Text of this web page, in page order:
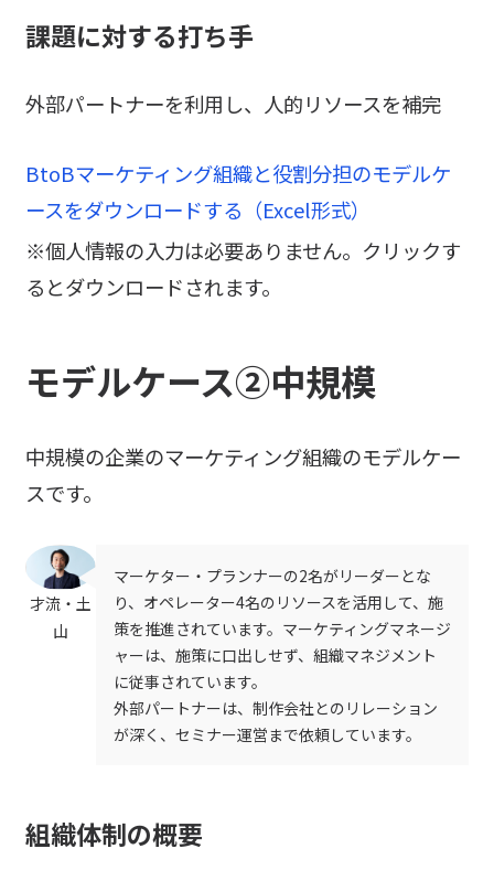
課題に対する打ち手
外部パートナーを利用し、人的リソースを補完
BtoBマーケティング組織と役割分担のモデルケ
ースをダウンロードする（Excel形式）
※個人情報の入力は必要ありません。クリックす
るとダウンロードされます。
モデルケース②中規模
中規模の企業のマーケティング組織のモデルケー
スです。
才流・土
山
マーケター・プランナーの2名がリーダーとな
り、オペレーター4名のリソースを活用して、施
策を推進されています。マーケティングマネージ
ャーは、施策に口出しせず、組織マネジメント
に従事されています。
外部パートナーは、制作会社とのリレーション
が深く、セミナー運営まで依頼しています。
組織体制の概要